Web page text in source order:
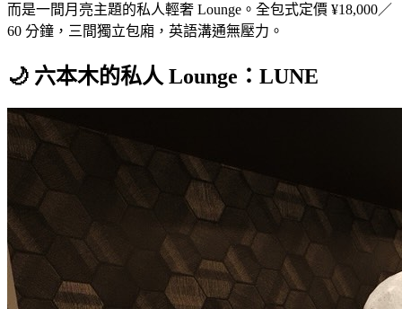
而是一間月亮主題的私人輕奢 Lounge。全包式定價 ¥18,000／
60 分鐘，三間獨立包廂，英語溝通無壓力。
🌙 六本木的私人 Lounge：LUNE